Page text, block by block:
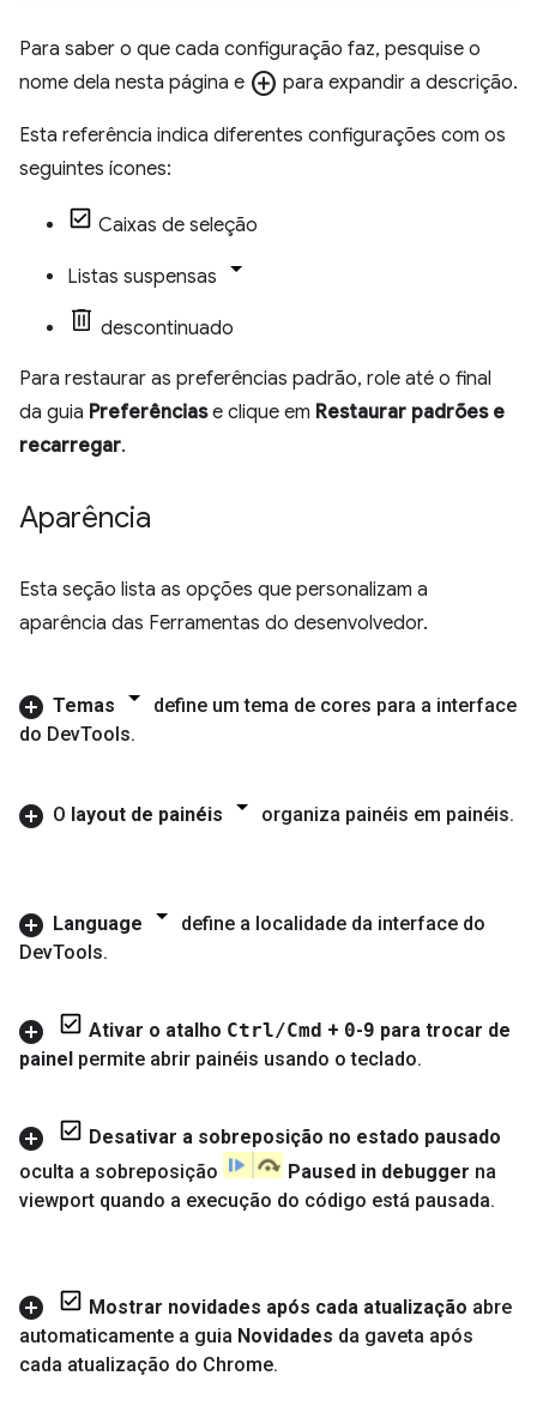
Para saber o que cada configuração faz, pesquise o
nome dela nesta página e add_circle para expandir a descrição.
Esta referência indica diferentes configurações com os
seguintes ícones:
Caixas de seleção
Listas suspensas
descontinuado
Para restaurar as preferências padrão, role até o final
da guia Preferênciase clique em Restaurar padrões e
recarregar.
Aparência
Esta seção lista as opções que personalizam a
aparência das Ferramentas do desenvolvedor.
Temas
define um tema de cores para a interface
do DevTools.
O layout de painéis organiza painéis em painéis.
Language
define a localidade da interface do
DevTools.
Ativar o atalho Ctrl/Cmd + 0-9 para trocar de
painel permite abrir painéis usando o teclado.
Desativar a sobreposição no estado pausado
oculta a sobreposição
Paused in debugger na
viewport quando a execução do código está pausada.
Mostrar novidades após cada atualização abre
automaticamente a guia Novidades da gaveta após
cada atualização do Chrome.